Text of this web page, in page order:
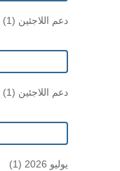
دعم اللاجئين (1)
دعم اللاجئين (1)
يوليو 2026
(1)